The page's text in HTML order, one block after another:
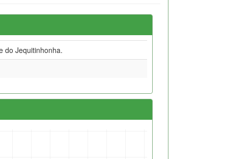
do Jequitinhonha.